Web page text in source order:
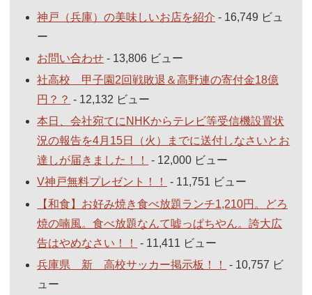
神戸（兵庫）の美味しいお店を紹介 - 16,749 ビュ
ー
お問い合わせ - 13,806 ビュー
社高校 甲子園2回戦敗退＆高野連の寄付金18億
円？？ - 12,132 ビュー
本日、会社宛てにNHKからテレビ等受信機設置状
況の報告を4月15日（火）までに送付しなさいとお
達しが届きました！！
- 12,000 ビュー
V神戸無料プレゼント！！
- 11,751 ビュー
【和食】お好み焼き食べ放題ランチ1,210円。どろ
焼の喃風。食べ放題なんて嘘っぱちやん。誇大広
告はやめなさい！！
- 11,411 ビュー
兵庫県 新 高校サッカー掲示板！！
- 10,757 ビ
ュー